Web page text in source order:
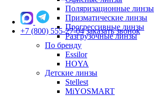
Поляризационные линзы
Призматические линзы
Прогрессивные линзы
Разгрузочные линзы
По бренду
Essilor
HOYA
Детские линзы
Stellest
MiYOSMART
+7 (800) 555-27-04 заказать звонок